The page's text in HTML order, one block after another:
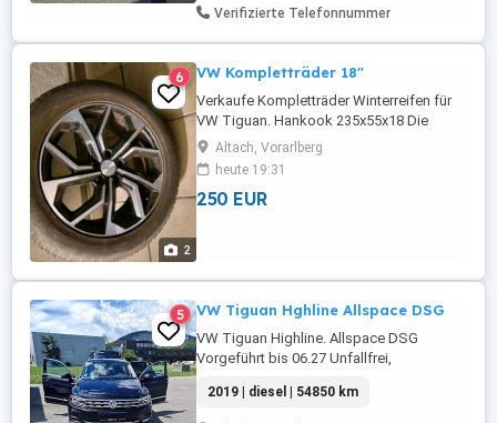
Verifizierte Telefonnummer
2
6 VW Kompletträder 18"
Verkaufe Kompletträder Winterreifen für
VW Tiguan. Hankook 235x55x18 Die
Reifen haben eine Profiltiefe von 5 bis 5,5
mm . . Die Felgen sind 7J 18H2 mit einer
Einpresstiefe von ET43 . Kaufpreis: 320
VHB
Altach, Vorarlberg
heute 19:31
250 EUR
5 VW Tiguan Hghline Allspace DSG
VW Tiguan Highline. Allspace DSG
Vorgeführt bis 06.27 Unfallfrei,
Zustand ! Anhängerkupplung, elektrisch
schwenkbar Audio-Navigationssystem
2019 | diesel | 54850 km